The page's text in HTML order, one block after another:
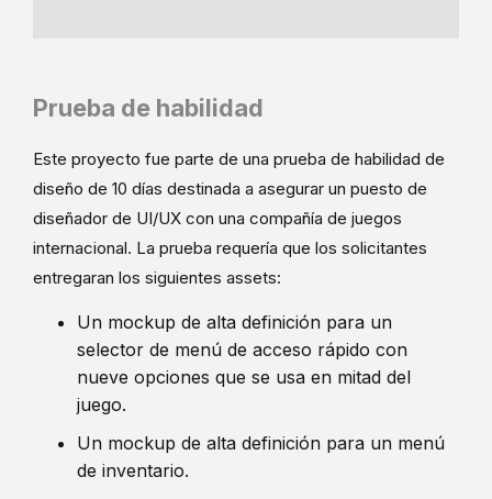
Prueba de habilidad
Este proyecto fue parte de una prueba de habilidad de
diseño de 10 días destinada a asegurar un puesto de
diseñador de UI/UX con una compañía de juegos
internacional. La prueba requería que los solicitantes
entregaran los siguientes assets:
Un mockup de alta definición para un
selector de menú de acceso rápido con
nueve opciones que se usa en mitad del
juego.
Un mockup de alta definición para un menú
de inventario.